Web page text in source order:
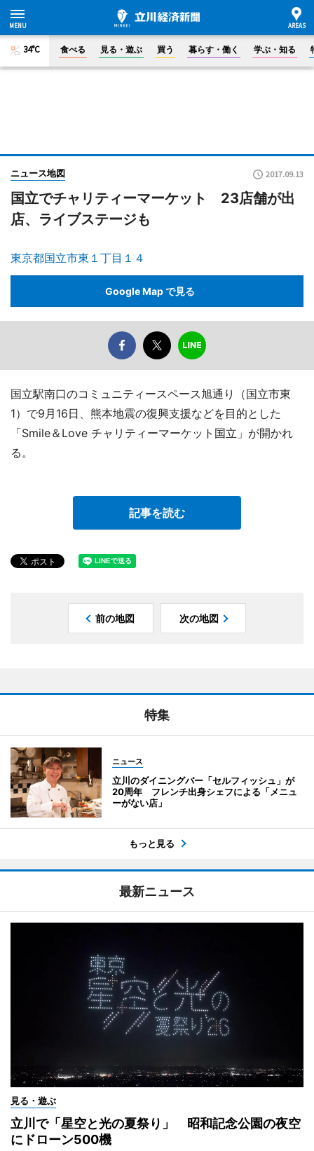
34°C 食べる 見る・遊ぶ 買う 暮らす・働く 学ぶ・知る
ニュース地図 2017.09.13
国立でチャリティーマーケット 23店舗が出
店、ライブステージも
東京都国立市東１丁目１４
Google Map で見る
国立駅南口のコミュニティースペース旭通り（国立市東
1）で9月16日、熊本地震の復興支援などを目的とした
「Smile＆Love チャリティーマーケット国立」が開かれ
る。
記事を読む
前の地図 次の地図
特集
ニュース
立川のダイニングバー「セルフィッシュ」が
20周年 フレンチ出身シェフによる「メニュ
ーがない店」
もっと見る
最新ニュース
見る・遊ぶ
立川で「星空と光の夏祭り」 昭和記念公園の夜空
にドローン500機